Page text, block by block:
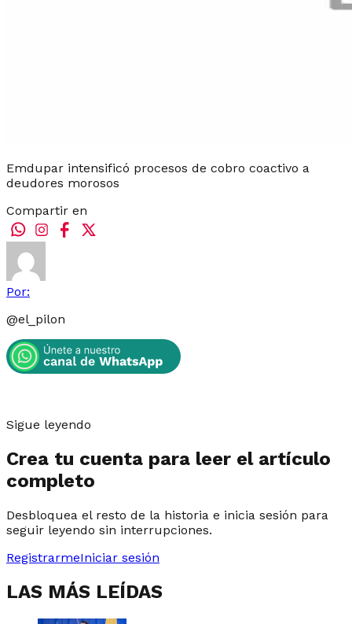
Emdupar intensificó procesos de cobro coactivo a
deudores morosos
Compartir en
Por:
@el_pilon
Sigue leyendo
Crea tu cuenta para leer el artículo
completo
Desbloquea el resto de la historia e inicia sesión para
seguir leyendo sin interrupciones.
RegistrarmeIniciar sesión
LAS MÁS LEÍDAS